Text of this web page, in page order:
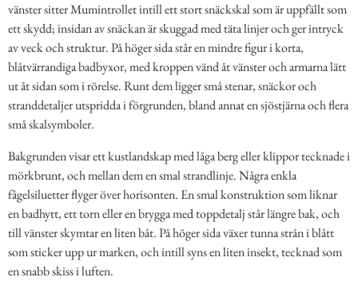
vänster sitter Mumintrollet intill ett stort snäckskal som är uppfällt som
ett skydd; insidan av snäckan är skuggad med täta linjer och ger intryck
av veck och struktur. På höger sida står en mindre figur i korta,
blåtvärrandiga badbyxor, med kroppen vänd åt vänster och armarna lätt
ut åt sidan som i rörelse. Runt dem ligger små stenar, snäckor och
stranddetaljer utspridda i förgrunden, bland annat en sjöstjärna och flera
små skalsymboler.
Bakgrunden visar ett kustlandskap med låga berg eller klippor tecknade i
mörkbrunt, och mellan dem en smal strandlinje. Några enkla
fågelsiluetter flyger över horisonten. En smal konstruktion som liknar
en badhytt, ett torn eller en brygga med toppdetalj står längre bak, och
till vänster skymtar en liten båt. På höger sida växer tunna strån i blått
som sticker upp ur marken, och intill syns en liten insekt, tecknad som
en snabb skiss i luften.